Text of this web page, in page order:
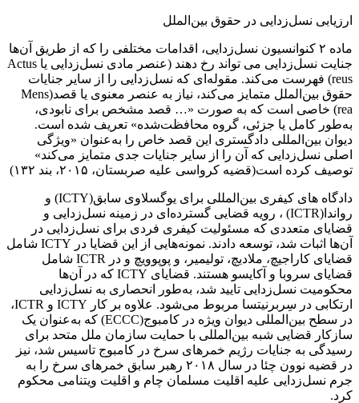
ارزیابی نسل‌زدایی در حقوق بین‌الملل
ماده ۲ کنوانسیون نسل‌زدایی، اقدامات مختلفی را که از طریق آن‌ها
جنایت نسل‌زدایی می تواند رخ دهند (عنصر مادی نسل‌زدایی یا Actus
reus) فهرست می‌کند. مقوله‌ای که نسل‌زدایی را از سایر جنایات
حقوق بین‌الملل متمایز می‌کند، نیاز به عنصر معنوی یا قصد(Mens
rea) خاصی است که به صورت «… قصد مشخص برای نابودی،
به‌طور کامل یا جزئی، گروه محافظت‌شده» تعریف شده است.
دیوان بین‌المللی دادگستری این قصد خاص را به‌عنوان «ویژگی
اصلی نسل‌زدایی که آن را از سایر جنایات جدی متمایز می‌کند»
توصیف کرده است(قضیه کرواسی علیه صربستان، ۲۰۱۵، بند ۱۳۲)
دادگاه های کیفری بین‌المللی برای یوگسلاوی سابق(ICTY) و
رواندا(ICTR) ، رویه قضایی گسترده‌ای در زمینه نسل‌زدایی و
قضایای متعددی که مسئولیت کیفری فردی برای نسل‌زدایی در
آن‌ها اثبات شد، توسعه دادند. نمونه‌هایی از این قضایا در ICTY شامل
قضایای کاراجیچ، ملادیچ، تولیمیر، و پوپوویچ و در ICTR شامل
قضایای سروبا و آکایسو هستند. قضایای ICTY که در آن‌ها
محکومیت نسل‌زدایی تایید شد، به‌طور انحصاری به نسل‌زدایی
ارتکابی در سِربرنیتسا مربوط می‌شود. علاوه بر کار ICTY و ICTR،
در سطح بین‌المللی دیوان‌ ویژه در کامبوج(ECCC) که به‌عنوان یک
سازکار قضایی شبه‌ بین‌المللی با حمایت سازمان ملل متحد برای
رسیدگی به جنایات رژیم خمرهای سرخ در کامبوج تاسیس شد، نیز
در قضیه نوون چئا در سال ۲۰۱۸ رهبر سابق خمرهای سرخ را به
جرم نسل‌زدایی علیه اقلیت مسلمان چام و اقلیت ویتنامی محکوم
کرد.